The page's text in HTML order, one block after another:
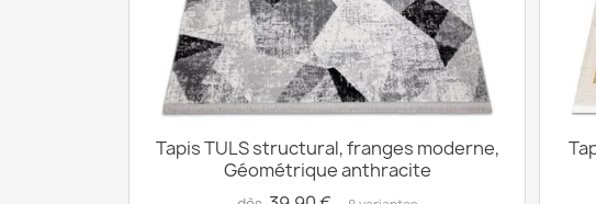
Tapis TULS structural, franges moderne,
Géométrique anthracite